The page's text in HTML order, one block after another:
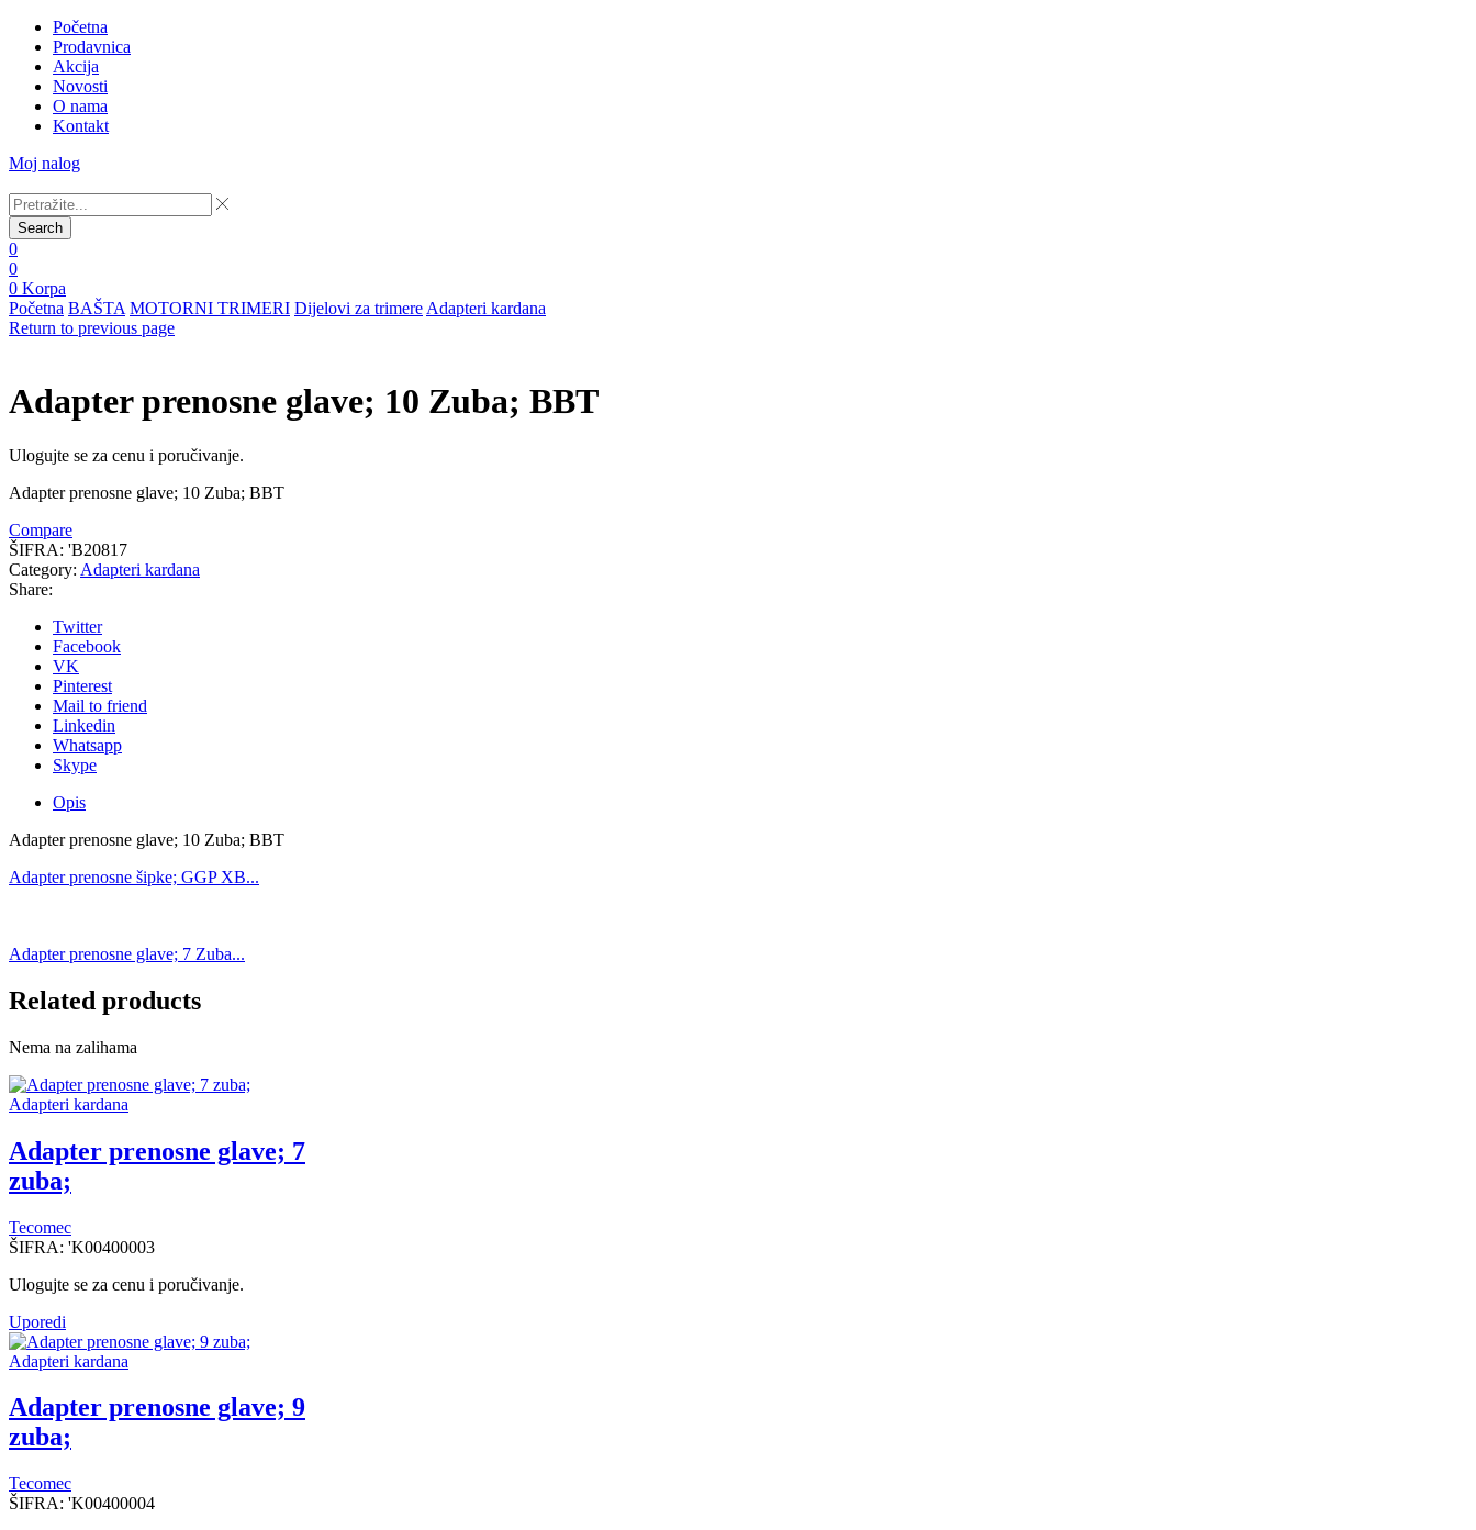
Početna
Prodavnica
Akcija
Novosti
O nama
Kontakt
Moj nalog
Search
0
0
0 Korpa
Početna BAŠTA MOTORNI TRIMERI Dijelovi za trimere Adapteri kardana
Return to previous page
Adapter prenosne glave; 10 Zuba; BBT
Ulogujte se za cenu i poručivanje.
Adapter prenosne glave; 10 Zuba; BBT
Compare
ŠIFRA: 'B20817
Category: Adapteri kardana
Share:
Twitter
Facebook
VK
Pinterest
Mail to friend
Linkedin
Whatsapp
Skype
Opis
Adapter prenosne glave; 10 Zuba; BBT
Adapter prenosne šipke; GGP XB...
Adapter prenosne glave; 7 Zuba...
Related products
Nema na zalihama
Adapteri kardana
Adapter prenosne glave; 7
zuba;
Tecomec
ŠIFRA: 'K00400003
Ulogujte se za cenu i poručivanje.
Uporedi
Adapteri kardana
Adapter prenosne glave; 9
zuba;
Tecomec
ŠIFRA: 'K00400004